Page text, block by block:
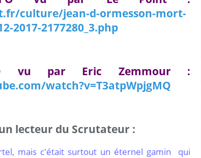
culture/jean-d-ormesson-mort-
2017-2177280_3.php
vu par Eric Zemmour :
watch?v=T3atpWpjgMQ
lecteur du Scrutateur :
mais c'était surtout un éternel gamin qui